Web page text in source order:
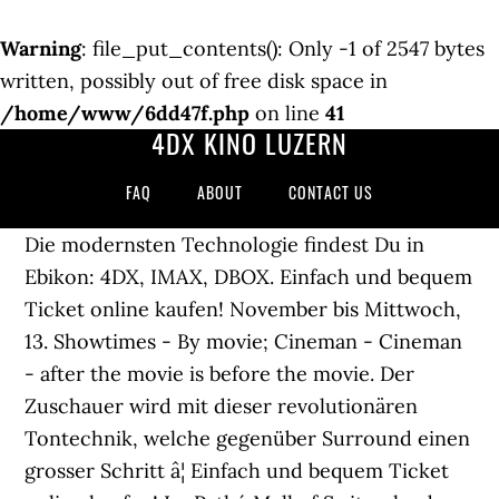
Warning: file_put_contents(): Only -1 of 2547 bytes
written, possibly out of free disk space in
/home/www/6dd47f.php on line 41
4DX KINO LUZERN
FAQ ABOUT CONTACT US
Die modernsten Technologie findest Du in
Ebikon: 4DX, IMAX, DBOX. Einfach und bequem
Ticket online kaufen! November bis Mittwoch,
13. Showtimes - By movie; Cineman - Cineman
- after the movie is before the movie. Der
Zuschauer wird mit dieser revolutionären
Tontechnik, welche gegenüber Surround einen
grosser Schritt â¦ Einfach und bequem Ticket